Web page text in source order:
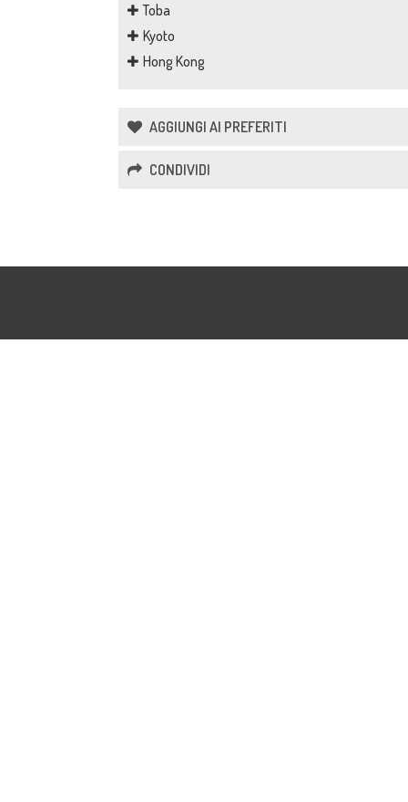
Toba
Kyoto
Hong Kong
AGGIUNGI AI PREFERITI
CONDIVIDI